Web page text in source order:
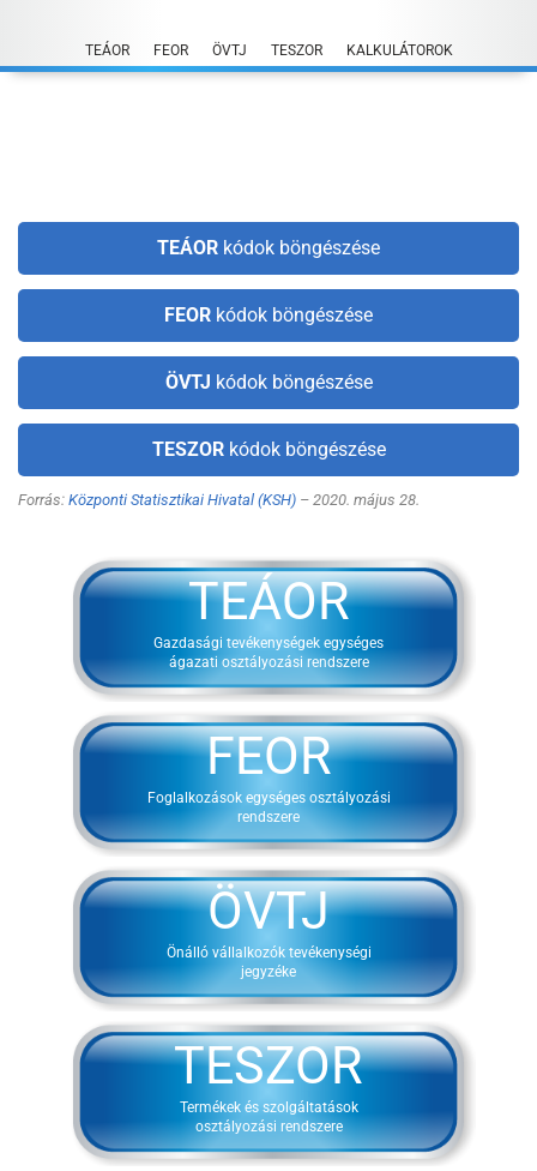
content
TEÁOR FEOR ÖVTJ TESZOR KALKULÁTOROK
TEÁOR
Gazdasági tevékenységek egységes
ágazati osztályozási rendszere
FEOR
Foglalkozások egységes osztályozási
rendszere
ÖVTJ
Önálló vállalkozók tevékenységi
jegyzéke
TESZOR
Termékek és szolgáltatások
osztályozási rendszere
TEÁOR kódok böngészése
FEOR kódok böngészése
ÖVTJ kódok böngészése
TESZORkódok böngészése
Forrás: Központi Statisztikai Hivatal (KSH) – 2020. május 28.